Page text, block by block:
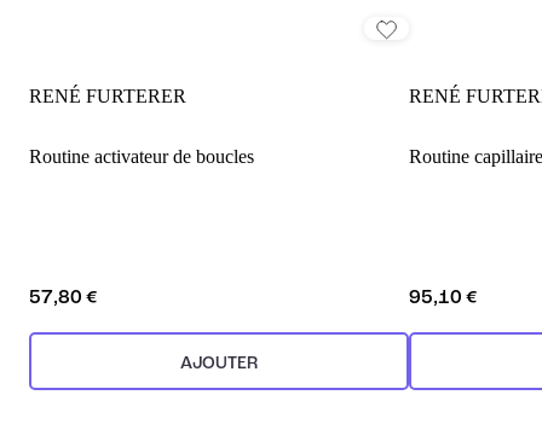
RENÉ FURTERER
Routine activateur de boucles
57,80 €
AJOUTER
RENÉ
Routine
95,10 €